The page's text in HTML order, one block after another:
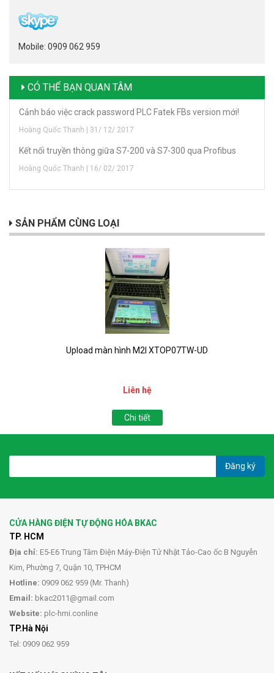
Mobile: 0909 062 959
CÓ THỂ BẠN QUAN TÂM
Cảnh báo việc crack password PLC Fatek FBs version mới!
Hoàng Quốc Thanh | 31/ 12/ 2017
Kết nối truyền thông giữa S7-200 và S7-300 qua Profibus
Hoàng Quốc Thanh | 16/ 02/ 2017
SẢN PHẨM CÙNG LOẠI
Upload màn hình M2I XTOP07TW-UD
Liên hệ
Chi tiết
Đăng ký
CỬA HÀNG ĐIỆN TỰ ĐỘNG HÓA BKAC
TP. HCM
Địa chỉ: E5-E6 Trung Tâm Điện Máy-Điện Tử Nhật Tảo-Cao ốc B Nguyễn
Kim, Phường 7, Quận 10, TPHCM
Hotline: 0909 062 959 (Mr. Thanh)
Email: bkac2011@gmail.com
Website: plc-hmi.conline
TP.Hà Nội
Tel: 0909 062 959